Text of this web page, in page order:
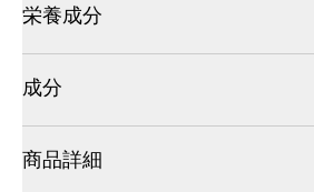
栄養成分
成分
商品詳細